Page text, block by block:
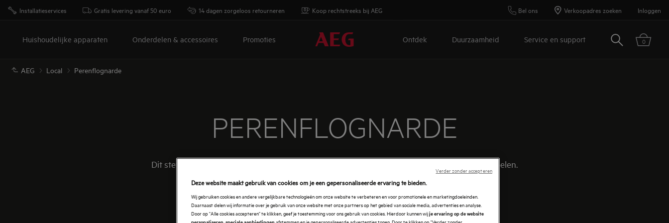
Installatieservices Gratis levering vanaf 50 euro 14 dagen zorgeloos retourneren Koop rechtstreeks bij AEG Bel ons Verkoopadres zoeken Inloggen
Huishoudelijke apparaten Onderdelen & accessoires Promoties Ontdek Duurzaamheid Service en support Zoeken 0
AEG Local Perenflognarde
PERENFLOGNARDE
Dit stevige, huislijke dessert – met lekker veel boter – laat de peren ongeremd de hoofdrol spelen.
Deze website maakt gebruik van cookies om je een gepersonaliseerde ervaring te bieden.
Wij gebruiken cookies en andere vergelijkbare technologieën om onze website te verbeteren en voor promotionele en marketingdoeleinden.
Daarnaast delen wij informatie over je gebruik van onze website met onze partners op het gebied van sociale media, advertenties en analyse.
Door op "Alle cookies accepteren" te klikken, geef je toestemming voor ons gebruik van cookies. Hierdoor kunnen wijje ervaring op de website
afstemmen en je gepersonaliseerde advertenties tonen. Door te klikken op "Verder zonder
Verder zonder accepteren